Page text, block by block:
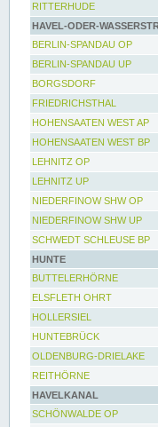
RITTERHUDE
HAVEL-ODER-
BERLIN-SPANDAU OP
BERLIN-SPANDAU UP
BORGSDORF
FRIEDRICHSTHAL
HOHENSAATEN WEST AP
HOHENSAATEN WEST BP
LEHNITZ OP
LEHNITZ UP
NIEDERFINOW SHW OP
NIEDERFINOW SHW UP
SCHWEDT SCHLEUSE BP
HUNTE
BUTTELERHÖRNE
ELSFLETH OHRT
HOLLERSIEL
HUNTEBRÜCK
OLDENBURG-DRIELAKE
REITHÖRNE
HAVELKANAL
SCHÖNWALDE OP